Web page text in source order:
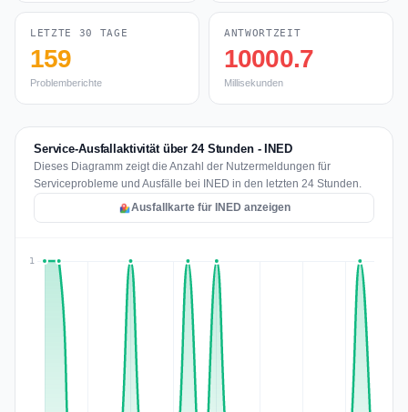
LETZTE 30 TAGE
159
Problemberichte
ANTWORTZEIT
10000.7
Millisekunden
Service-Ausfallaktivität über 24 Stunden - INED
Dieses Diagramm zeigt die Anzahl der Nutzermeldungen für
Serviceprobleme und Ausfälle bei INED in den letzten 24 Stunden.
Ausfallkarte für INED anzeigen